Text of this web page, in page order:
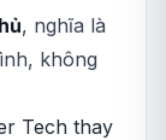
, nghĩa là
không
Tech thay